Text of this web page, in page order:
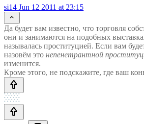
si14 Jun 12 2011 at 23:15
Да будет вам известно, что торговля
они и занимаются на подобных
называлась проституцией. Если вам
назовём это непенетрантной
изменится.
Кроме этого, не подскажите, где ваш